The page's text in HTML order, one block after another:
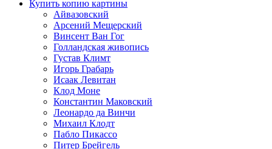
Купить копию картины
Айвазовский
Арсений Мещерский
Винсент Ван Гог
Голландская живопись
Густав Климт
Игорь Грабарь
Исаак Левитан
Клод Моне
Константин Маковский
Леонардо да Винчи
Михаил Клодт
Пабло Пикассо
Питер Брейгель